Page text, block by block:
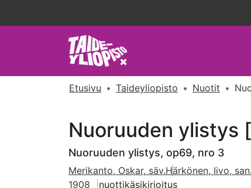
Etusivu Taideyliopisto Nuotit
Nuoruuden ylistys
Nuoruuden ylistys, op69, nro 3
Merikanto, Oskar, säv.Härkönen, Iivo, san.
1908
nuottikäsikirjoitus